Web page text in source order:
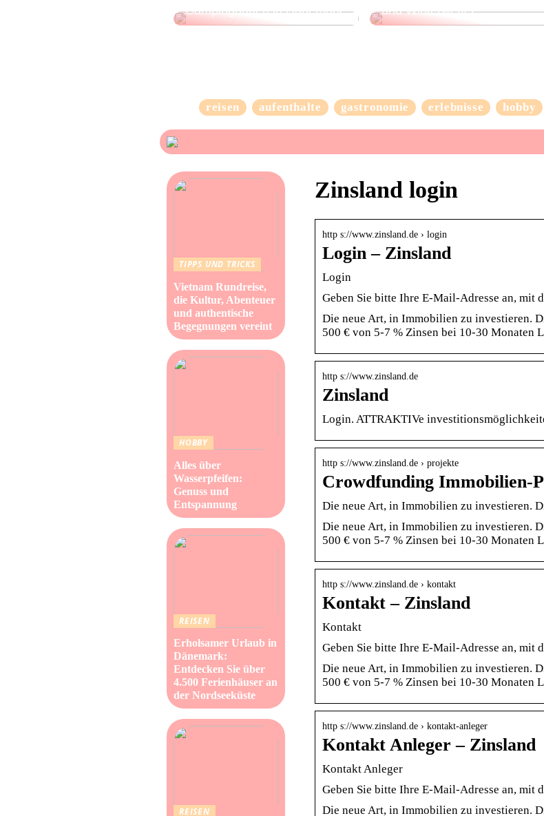
Campinghütten in Dänemark
und Winterwetter
reisen aufenthalte gastronomie erlebnisse hobby
Zinsland login
http s://www.zinsland.de › login
Login – Zinsland
Login
Geben Sie bitte Ihre E-Mail-Adresse an, mit
Die neue Art, in Immobilien zu investieren.
500 € von 5-7 % Zinsen bei 10-30 Monaten
http s://www.zinsland.de
Zinsland
Login. ATTRAKTIVe
http s://www.zinsland.de › projekte
Crowdfunding Immobilien-
Die neue Art, in Immobilien zu investieren.
Die neue Art, in Immobilien zu investieren.
500 € von 5-7 % Zinsen bei 10-30 Monaten
http s://www.zinsland.de › kontakt
Kontakt – Zinsland
Kontakt
Geben Sie bitte Ihre E-Mail-Adresse an, mit
Die neue Art, in Immobilien zu investieren.
500 € von 5-7 % Zinsen bei 10-30 Monaten
http s://www.zinsland.de › kontakt-anleger
Kontakt Anleger – Zinsland
Kontakt Anleger
Geben Sie bitte Ihre E-Mail-Adresse an, mit
Die neue Art, in Immobilien zu investieren.
TIPPS UND TRICKS
Vietnam Rundreise,
die Kultur, Abenteuer
und authentische
Begegnungen vereint
HOBBY
Alles über
Wasserpfeifen:
Genuss und
Entspannung
REISEN
Erholsamer Urlaub in
Dänemark:
Entdecken Sie über
4.500 Ferienhäuser an
der Nordseeküste
REISEN